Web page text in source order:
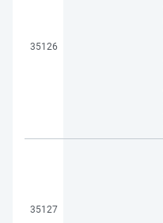
35126
35127